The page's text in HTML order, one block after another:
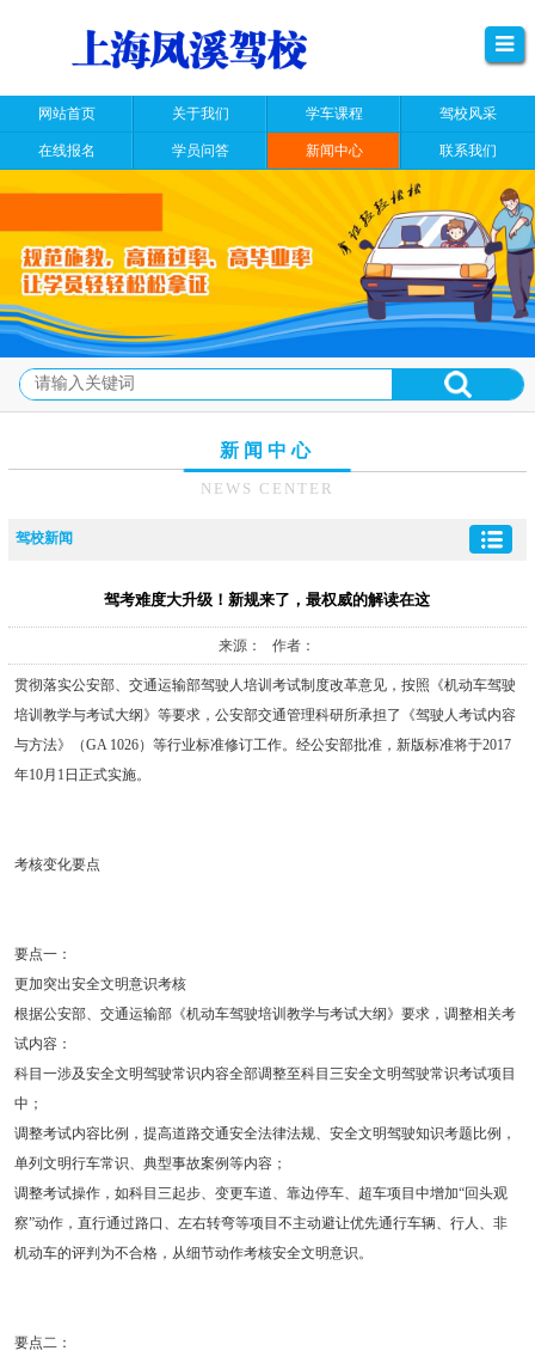
网站首页 关于我们 学车课程 驾校风采
在线报名 学员问答 新闻中心 联系我们
新闻中心
NEWS CENTER
驾校新闻
驾考难度大升级！新规来了，最权威的解读在这
来源： 作者：
贯彻落实公安部、交通运输部驾驶人培训考试制度改革意见，按照《机动车驾驶
培训教学与考试大纲》等要求，公安部交通管理科研所承担了《驾驶人考试内容
与方法》（GA 1026）等行业标准修订工作。经公安部批准，新版标准将于2017
年10月1日正式实施。
考核变化要点
要点一：
更加突出安全文明意识考核
根据公安部、交通运输部《机动车驾驶培训教学与考试大纲》要求，调整相关考
试内容：
科目一涉及安全文明驾驶常识内容全部调整至科目三安全文明驾驶常识考试项目
中；
调整考试内容比例，提高道路交通安全法律法规、安全文明驾驶知识考题比例，
单列文明行车常识、典型事故案例等内容；
调整考试操作，如科目三起步、变更车道、靠边停车、超车项目中增加“回头观
察”动作，直行通过路口、左右转弯等项目不主动避让优先通行车辆、行人、非
机动车的评判为不合格，从细节动作考核安全文明意识。
要点二：